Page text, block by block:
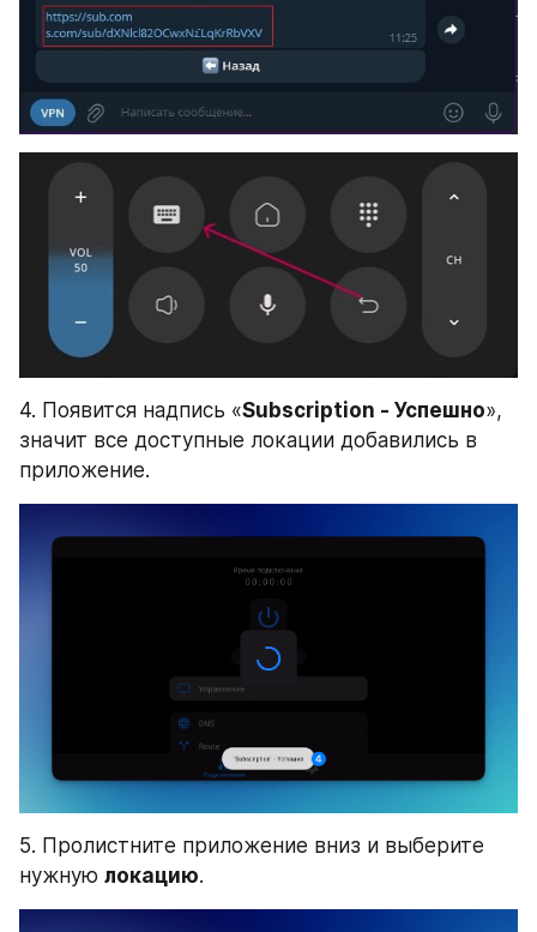
4. Появится надпись «Subscription - Успешно»,
значит все доступные локации добавились в
приложение.
5. Пролистните приложение вниз и выберите
нужную локацию.